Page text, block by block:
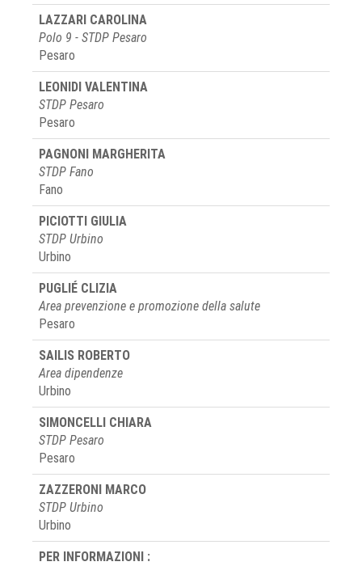
LAZZARI CAROLINA
Polo 9 - STDP Pesaro
Pesaro
LEONIDI VALENTINA
STDP Pesaro
Pesaro
PAGNONI MARGHERITA
STDP Fano
Fano
PICIOTTI GIULIA
STDP Urbino
Urbino
PUGLIÉ CLIZIA
Area prevenzione e promozione della salute
Pesaro
SAILIS ROBERTO
Area dipendenze
Urbino
SIMONCELLI CHIARA
STDP Pesaro
Pesaro
ZAZZERONI MARCO
STDP Urbino
Urbino
PER INFORMAZIONI :